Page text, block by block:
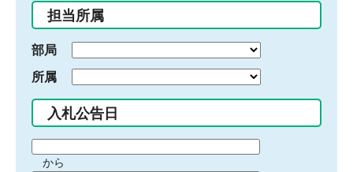
入
力
担当所属
部局
所属
入札公告日
間から